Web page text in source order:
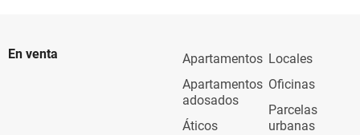
En venta
Apartamentos
Apartamentos
adosados
Áticos
Locales
Oficinas
Parcelas
urbanas